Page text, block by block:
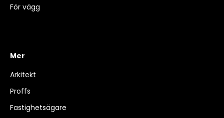
För vägg
Mer
Arkitekt
Proffs
Fastighetsägare